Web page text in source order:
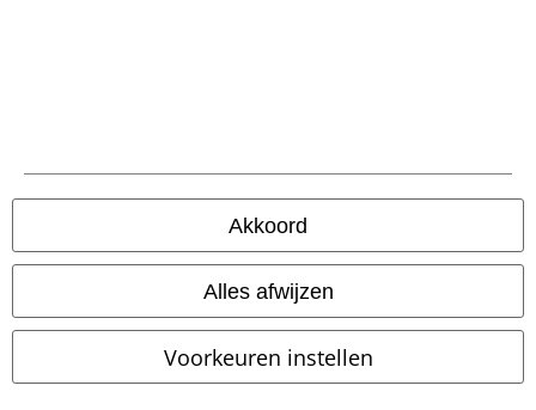
Akkoord
Alles afwijzen
Voorkeuren instellen
Bedrijfsgegevens
Privacyverklaring
Verklaring van conformiteit
Informatie over toegankelijkheid